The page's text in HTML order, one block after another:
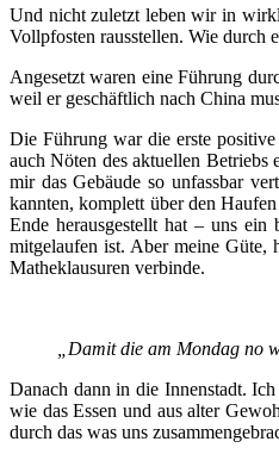
Und nicht zuletzt leben wir in
Vollpfosten rausstellen. Wie durch
Angesetzt waren eine Führung
weil er geschäftlich nach China
Die Führung war die erste
auch Nöten des aktuellen Betriebs
mir das Gebäude so unfassbar
kannten, komplett über den
Ende herausgestellt hat – uns
mitgelaufen ist. Aber meine Güte,
Matheklausuren verbinde.
„Damit die am Mondag no
Danach dann in die Innenstadt.
wie das Essen und aus alter
durch das was uns